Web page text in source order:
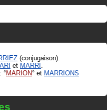
(conjugaison).
et MARRI .
MARION et MARRIONS